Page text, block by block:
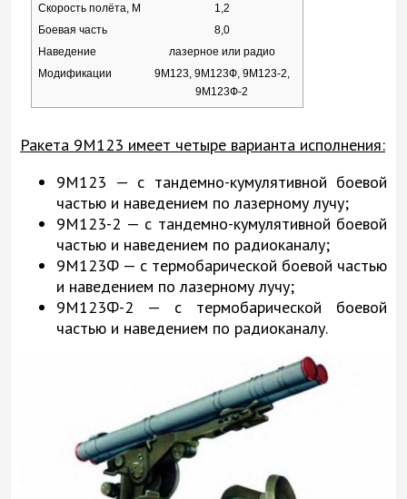
Скорость полёта, М
1,2
Боевая часть
8,0
Наведение
лазерное или радио
Модификации
9М123, 9М123Ф, 9М123-2,
9М123Ф-2
Ракета 9М123 имеет четыре варианта исполнения:
9М123 — с тандемно-кумулятивной боевой
частью и наведением по лазерному лучу;
9М123-2 — с тандемно-кумулятивной боевой
частью и наведением по радиоканалу;
9М123Ф — с термобарической боевой частью
и наведением по лазерному лучу;
9М123Ф-2 — с термобарической боевой
частью и наведением по радиоканалу.